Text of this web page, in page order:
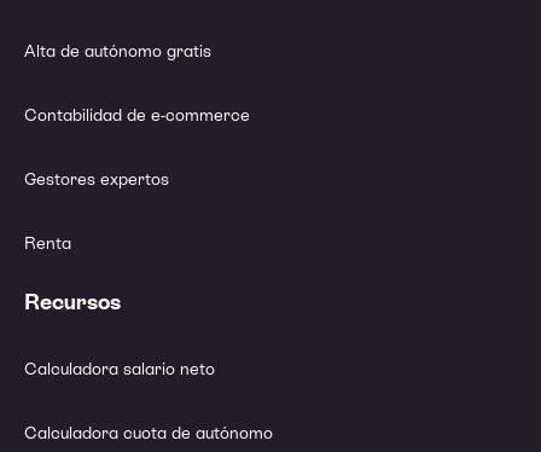
Alta de autónomo gratis
Contabilidad de e-commerce
Gestores expertos
Renta
Recursos
Calculadora salario neto
Calculadora cuota de autónomo